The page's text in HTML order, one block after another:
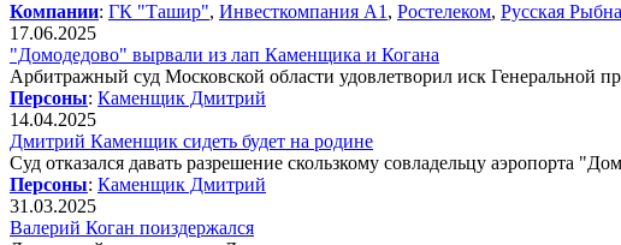
Компании: ГК "Ташир", Инвесткомпания А1 , Ростелеком, Русская
17.06.2025
"Домодедово" вырвали из лап Каменщика и Когана
Арбитражный суд Московской области удовлетворил иск Генеральной
Персоны: Каменщик Дмитрий
14.04.2025
Дмитрий Каменщик сидеть будет на родине
Суд отказался давать разрешение скользкому совладельцу аэропорта
Персоны: Каменщик Дмитрий
31.03.2025
Валерий Коган поиздержался